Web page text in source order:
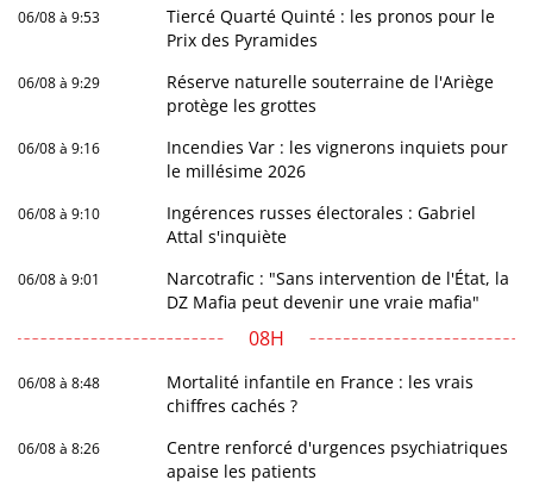
06/08 à 9:53
Tiercé Quarté Quinté : les pronos pour le
Prix des Pyramides
06/08 à 9:29
Réserve naturelle souterraine de l'Ariège
protège les grottes
06/08 à 9:16
Incendies Var : les vignerons inquiets pour
le millésime 2026
06/08 à 9:10
Ingérences russes électorales : Gabriel
Attal s'inquiète
06/08 à 9:01
Narcotrafic : "Sans intervention de l'État, la
DZ Mafia peut devenir une vraie mafia"
08H
06/08 à 8:48
Mortalité infantile en France : les vrais
chiffres cachés ?
06/08 à 8:26
Centre renforcé d'urgences psychiatriques
apaise les patients